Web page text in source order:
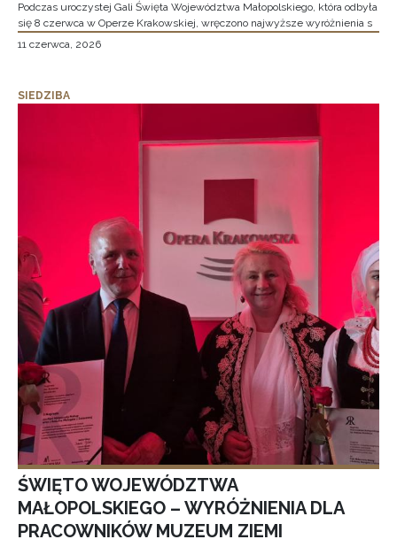
Podczas uroczystej Gali Święta Województwa Małopolskiego, która odbyła
się 8 czerwca w Operze Krakowskiej, wręczono najwyższe wyróżnienia s
11 czerwca, 2026
SIEDZIBA
ŚWIĘTO WOJEWÓDZTWA
MAŁOPOLSKIEGO – WYRÓŻNIENIA DLA
PRACOWNIKÓW MUZEUM ZIEMI